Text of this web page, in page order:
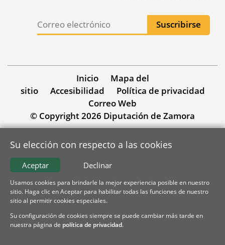
Inicio
Mapa del
sitio
Accesibilidad
Política de privacidad
Correo Web
© Copyright 2026 Diputación de Zamora
Su elección con respecto a las cookies
Declinar
Aceptar
Usamos cookies para brindarle la mejor experiencia posible en nuestro
sitio. Haga clic en Aceptar para habilitar todas las funciones de nuestro
sitio al permitir cookies especiales.
Su configuración de cookies siempre se puede cambiar más tarde en
nuestra página de política de privacidad.